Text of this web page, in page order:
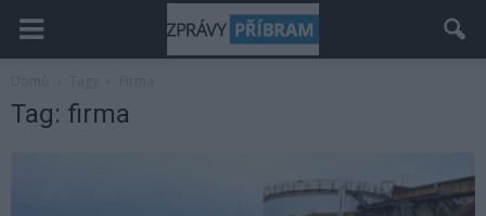
Tag: firma